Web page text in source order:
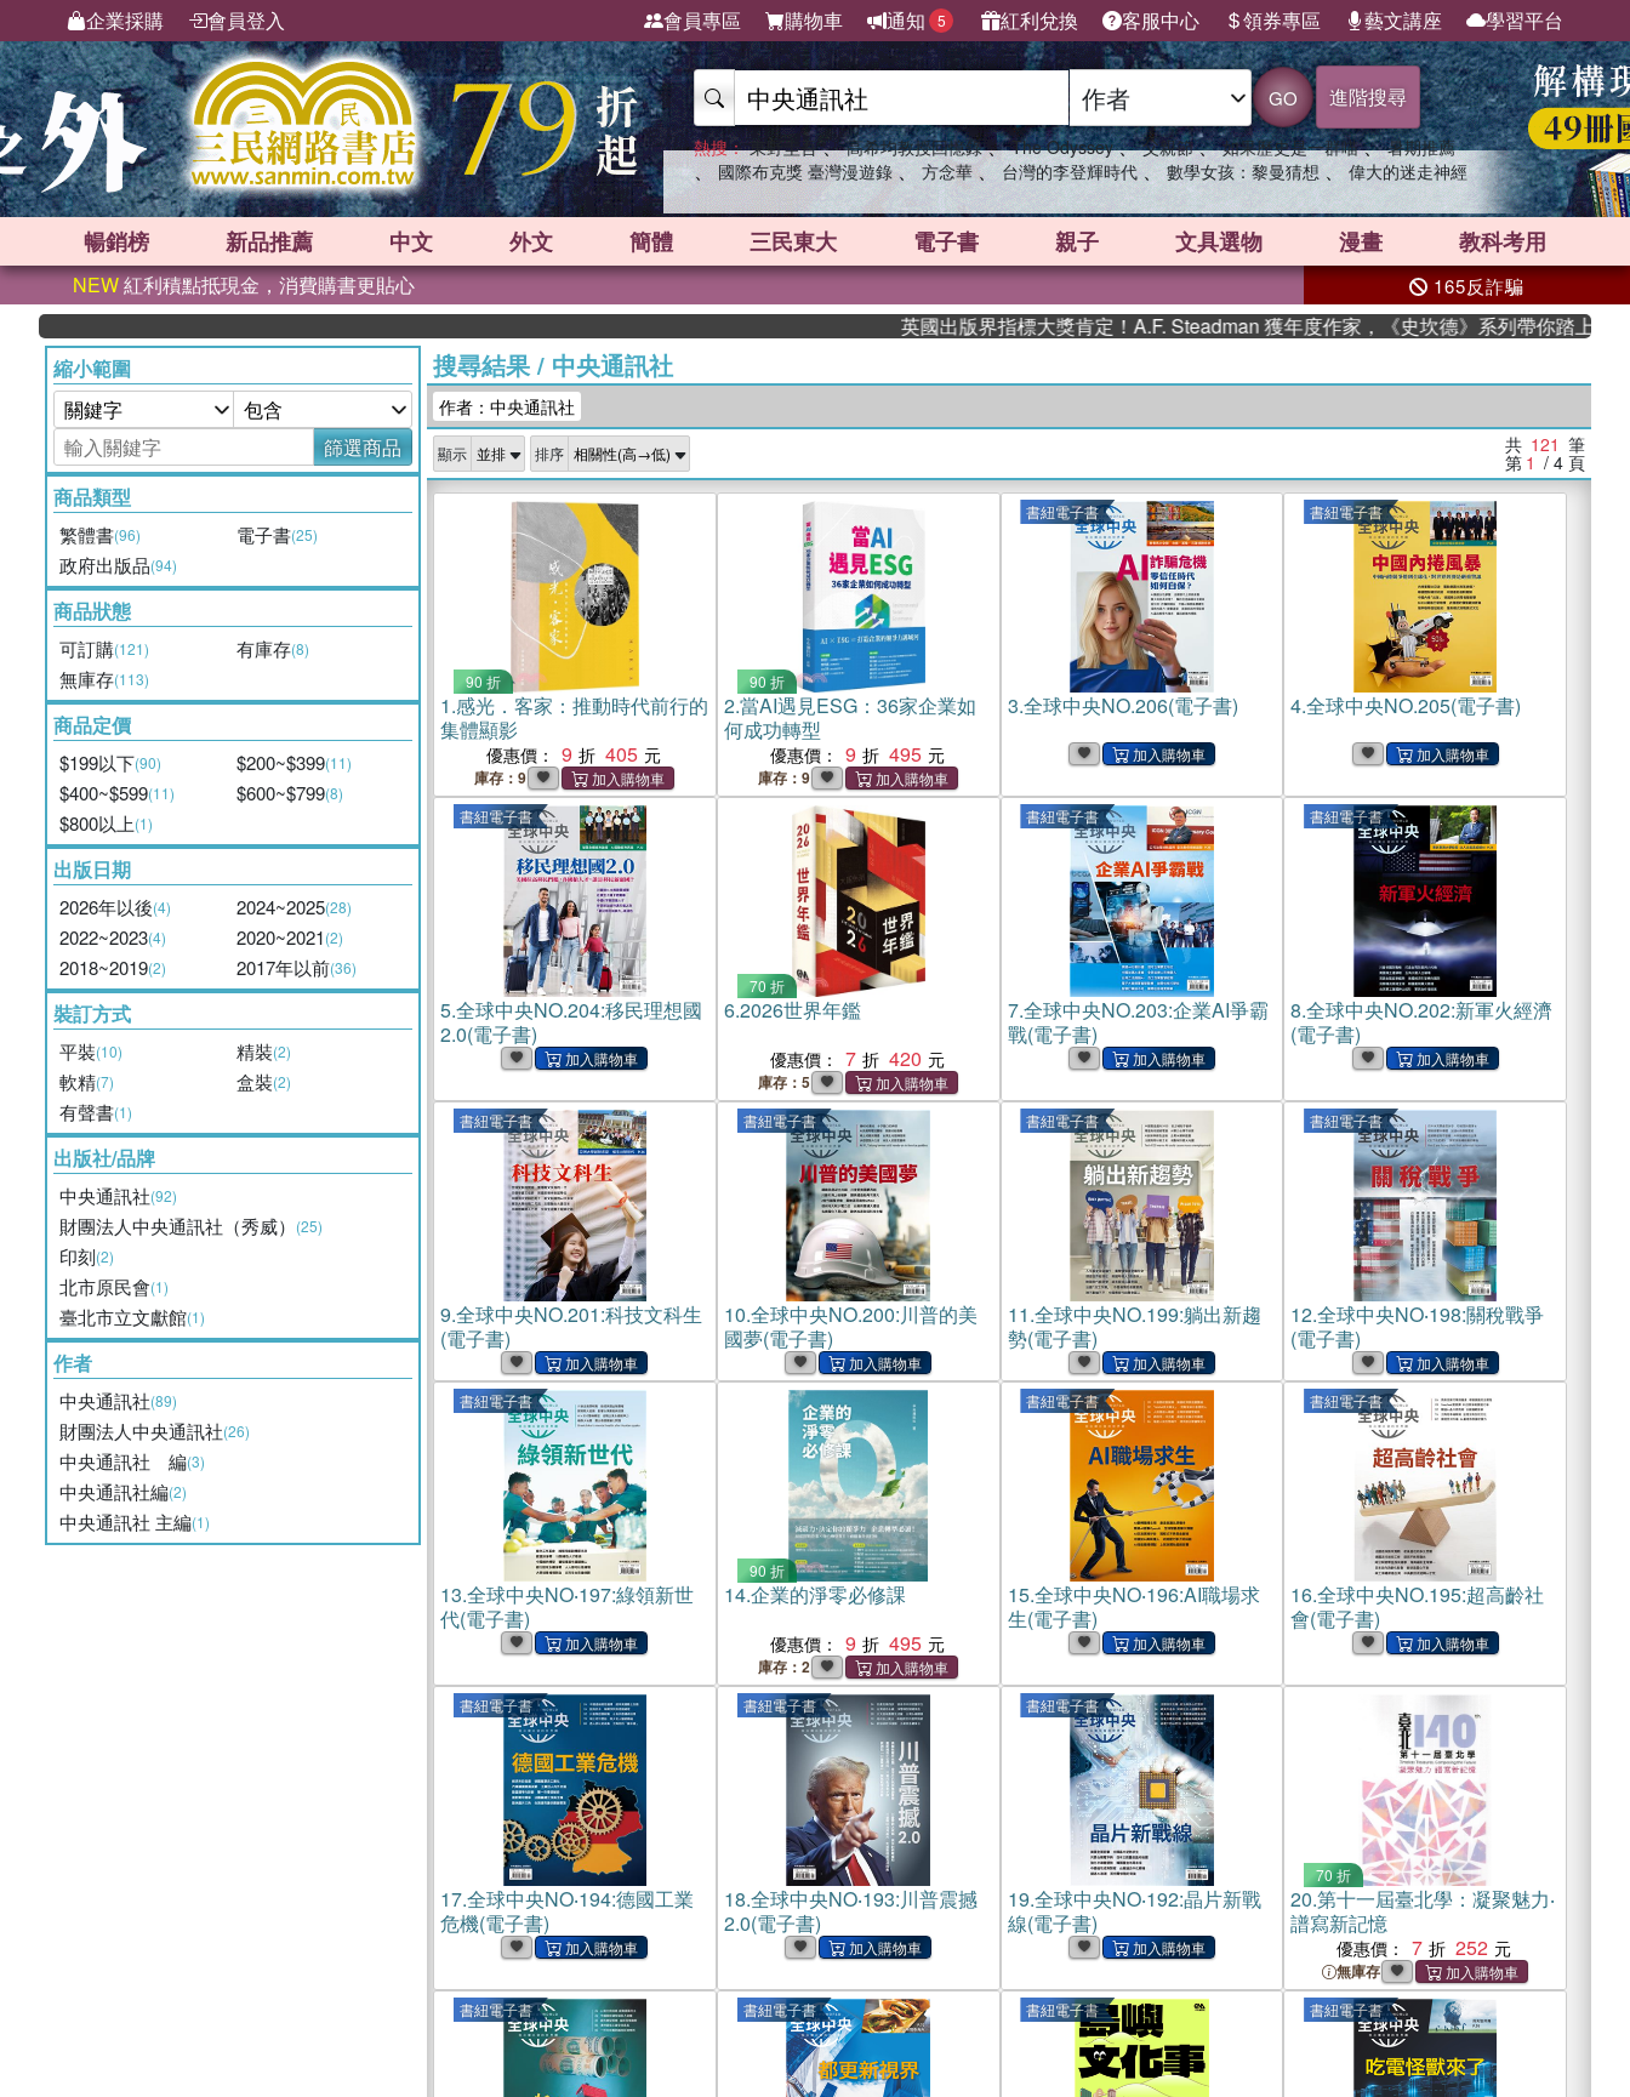
企業採購 會員登入 會員專區 購物車 通知 5 紅利兌換 客服中心 領券專區 藝文講座 學習平台
GO 進階搜尋
熱搜： 東野圭吾 、 高希均教授回憶錄 、 The Odyssey 、 父親節 、 如果歷史是一群喵 、 暑期推薦
、 國際布克獎 臺灣漫遊錄 、 方念華 、 台灣的李登輝時代 、 數學女孩：黎曼猜想 、 偉大的迷走神經
暢銷榜 新品推薦 中文 外文 簡體 三民東大 電子書 親子 文具選物 漫畫 教科考用
NEW紅利積點抵現金，消費購書更貼心 165反詐騙
英國出版界指標大獎肯定！A.F. Steadman 獲年度作家，《史坎德》系列帶你踏上熱血奇幻旅程
縮小範圍
篩選商品
商品類型
繁體書(96) 電子書(25)
政府出版品(94)
商品狀態
可訂購(121) 有庫存(8)
無庫存(113)
商品定價
$199以下(90) $200~$399(11)
$400~$599(11) $600~$799(8)
$800以上(1)
出版日期
2026年以後(4) 2024~2025(28)
2022~2023(4) 2020~2021(2)
2018~2019(2) 2017年以前(36)
裝訂方式
平裝(10) 精裝(2)
軟精(7) 盒裝(2)
有聲書(1)
出版社/品牌
中央通訊社(92)
財團法人中央通訊社（秀威） (25)
印刻(2)
北市原民會(1)
臺北市立文獻館(1)
作者
中央通訊社(89)
財團法人中央通訊社(26)
中央通訊社 編(3)
中央通訊社編(2)
中央通訊社 主編(1)
搜尋結果/ 中央通訊社
作者：中央通訊社
顯示 排序 共 121 筆
第 1 / 4 頁
90 折
1.感光．客家：推動時代前行的
集體顯影
優惠價： 9 405
庫存：9
90 折
2.當AI遇見ESG：36家企業如
何成功轉型
優惠價： 9 495
庫存：9
書紐電子書
3.全球中央NO.206(電子書)
書紐電子書
4.全球中央NO.205(電子書)
書紐電子書
5.全球中央NO.204:移民理想國
2.0(電子書)
70 折
6.2026世界年鑑
優惠價： 7 420
庫存：5
書紐電子書
7.全球中央NO.203:企業AI爭霸
戰(電子書)
書紐電子書
8.全球中央NO.202:新軍火經濟
(電子書)
書紐電子書
9.全球中央NO.201:科技文科生
(電子書)
書紐電子書
10.全球中央NO.200:川普的美
國夢(電子書)
書紐電子書
11.全球中央NO.199:躺出新趨
勢(電子書)
書紐電子書
12.全球中央NO‧198:關稅戰爭
(電子書)
書紐電子書
13.全球中央NO‧197:綠領新世
代(電子書)
90 折
14.企業的淨零必修課
優惠價： 9 495
庫存：2
書紐電子書
15.全球中央NO‧196:AI職場求
生(電子書)
書紐電子書
16.全球中央NO.195:超高齡社
會(電子書)
書紐電子書
17.全球中央NO‧194:德國工業
危機(電子書)
書紐電子書
18.全球中央NO‧193:川普震撼
2.0(電子書)
書紐電子書
19.全球中央NO‧192:晶片新戰
線(電子書)
70 折
20.第十一屆臺北學：凝聚魅力‧
譜寫新記憶
優惠價： 7 252
無庫存
書紐電子書 書紐電子書 書紐電子書 書紐電子書